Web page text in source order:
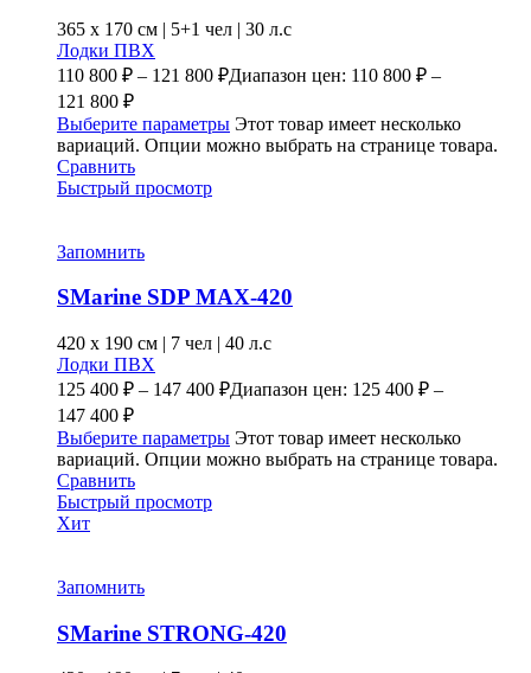
365 x 170 см | 5+1 чел | 30 л.с
Лодки ПВХ
110 800 ₽ – 121 800 ₽Диапазон цен: 110 800 ₽ –
121 800 ₽
Выберите параметры Этот товар имеет несколько
вариаций. Опции можно выбрать на странице товара.
Сравнить
Быстрый просмотр
Запомнить
SMarine SDP MAX-420
420 x 190 см | 7 чел | 40 л.с
Лодки ПВХ
125 400 ₽ – 147 400 ₽Диапазон цен: 125 400 ₽ –
147 400 ₽
Выберите параметры Этот товар имеет несколько
вариаций. Опции можно выбрать на странице товара.
Сравнить
Быстрый просмотр
Хит
Запомнить
SMarine STRONG-420